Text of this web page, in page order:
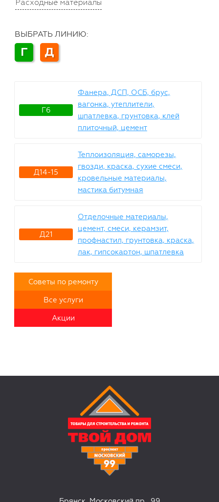
Расходные материалы
ВЫБРАТЬ ЛИНИЮ:
Г Д
Г6
Фанера, ДСП, ОСБ, брус,
вагонка, утеплители,
шпатлевка, грунтовка, клей
плиточный, цемент
Д14-15
Теплоизоляция, саморезы,
гвозди, краска, сухие смеси,
кровельные материалы,
мастика битумная
Д21
Отделочные материалы,
цемент, смеси, керамзит,
профнастил, грунтовка, краска,
лак, гипсокартон, шпатлевка
Советы по ремонту
Все услуги
Акции